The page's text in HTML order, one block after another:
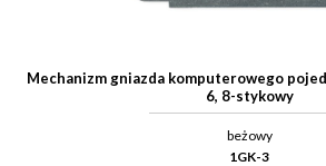
Mechanizm gniazda komputerowego
6, 8-stykowy
beżowy
1GK-3